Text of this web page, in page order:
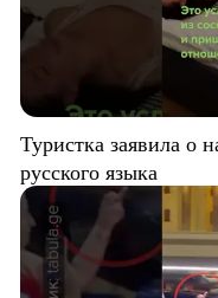
Туристка заявила о
русского языка